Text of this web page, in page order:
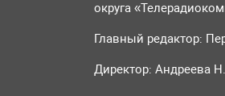
округа
Главный редактор:
Директор: Андреева